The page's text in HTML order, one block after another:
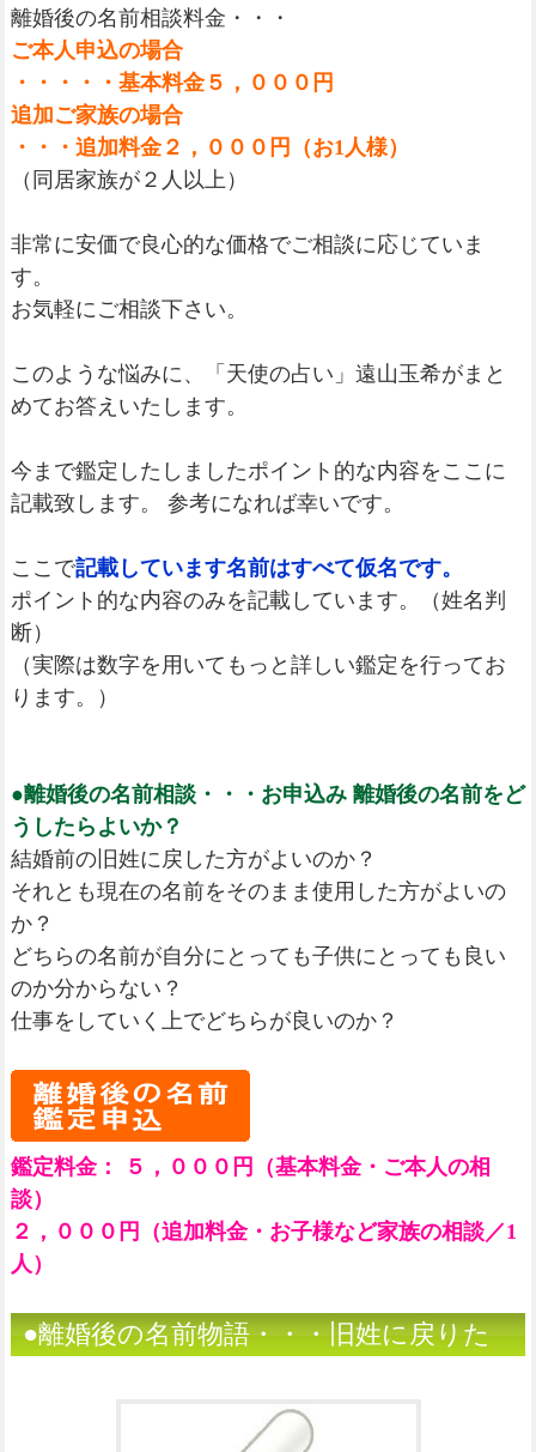
離婚後の名前相談料金・・・
ご本人申込の場合
・・・・・基本料金５，０００円
追加ご家族の場合
・・・追加料金２，０００円
（お1人様）
（同居家族が２人以上）
非常に安価で良心的な価格でご相談に応じていま
す。
お気軽にご相談下さい。
このような悩みに、「天使の占い」遠山玉希がまと
めてお答えいたします。
今まで鑑定したしましたポイント的な内容をここに
記載致します。 参考になれば幸いです。
ここで記載しています名前はすべて仮名です。
ポイント的な内容のみを記載しています。（姓名判
断）
（実際は数字を用いてもっと詳しい鑑定を行ってお
ります。）
●離婚後の名前相談・・・お申込み 離婚後の名前をど
うしたらよいか？
結婚前の旧姓に戻した方がよいのか？
それとも現在の名前をそのまま使用した方がよいの
か？
どちらの名前が自分にとっても子供にとっても良い
のか分からない？
仕事をしていく上でどちらが良いのか？
鑑定料金： ５，０００円（基本料金・ご本人の相
談）
２，０００円（追加料金・お子様など家族の相談／1
人）
●離婚後の名前物語・・・旧姓に戻りた